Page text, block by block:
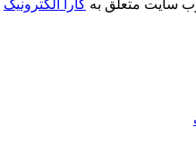
سایت متعلق به کارا الکترونیک